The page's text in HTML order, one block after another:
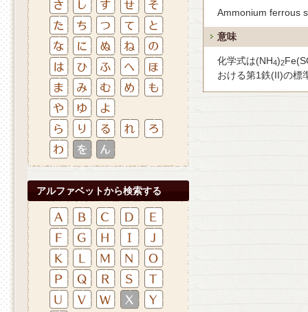
アルファベットから検索する
Ammonium ferrous
意味
化学式は(NH4)2
おける第1鉄(II)の標